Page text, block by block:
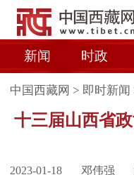
新闻 时政
中国西藏网 > 即时新闻
十三届山西省
2023-01-18 邓伟强